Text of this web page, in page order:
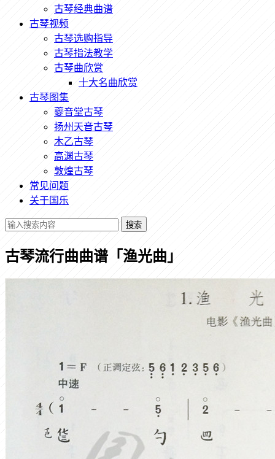
古琴经典曲谱
古琴视频
古琴选购指导
古琴指法教学
古琴曲欣赏
十大名曲欣赏
古琴图集
夔音堂古琴
扬州天音古琴
木乙古琴
高渊古琴
敦煌古琴
常见问题
关于国乐
搜索
古琴流行曲曲谱「渔光曲」